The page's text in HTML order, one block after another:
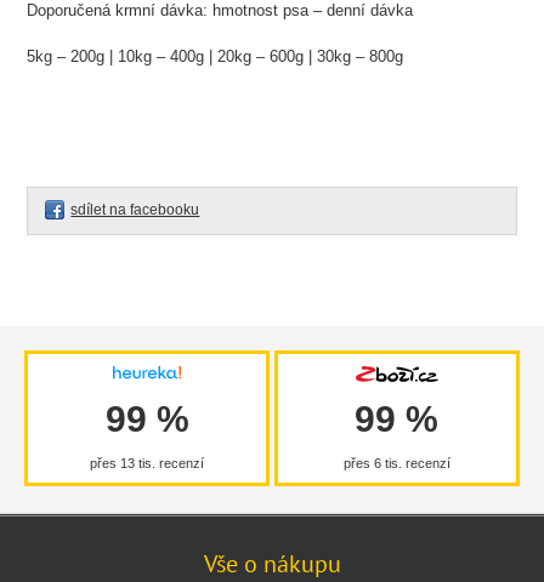
Doporučená krmní dávka: hmotnost psa – denní dávka
5kg – 200g | 10kg – 400g | 20kg – 600g | 30kg – 800g
sdílet na facebooku
99 %
přes 13 tis. recenzí
99 %
přes 6 tis. recenzí
Vše o nákupu